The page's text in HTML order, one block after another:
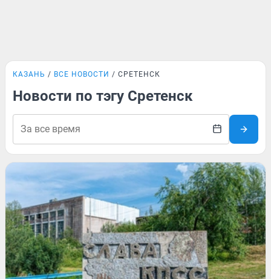
КАЗАНЬ ВСЕ НОВОСТИ СРЕТЕНСК
Новости по тэгу Сретенск